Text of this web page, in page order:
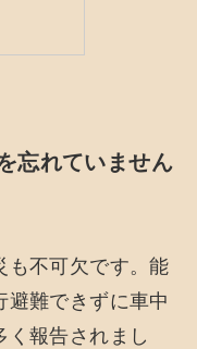
忘れていません
も不可欠です。能
避難できずに車中
く報告されまし